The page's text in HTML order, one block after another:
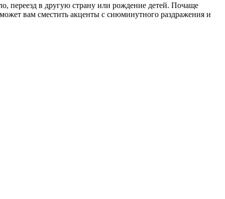
переезд в другую страну или рождение детей. Почаще
вам сместить акценты с сиюминутного раздражения и